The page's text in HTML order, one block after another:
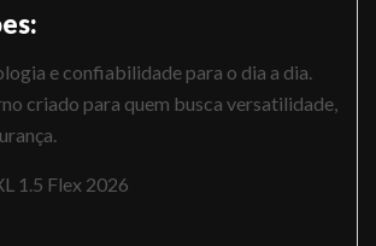
e confiabilidade para o dia a dia.
criado para quem busca versatilidade,
1.5 Flex 2026